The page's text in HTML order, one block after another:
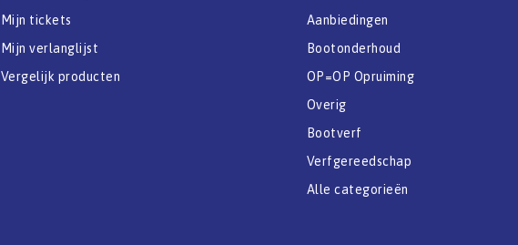
Mijn tickets
Mijn verlanglijst
Vergelijk producten
Aanbiedingen
Bootonderhoud
OP=OP Opruiming
Overig
Bootverf
Verfgereedschap
Alle categorieën